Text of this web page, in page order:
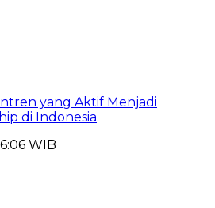
yang Aktif Menjadi
di Indonesia
WIB